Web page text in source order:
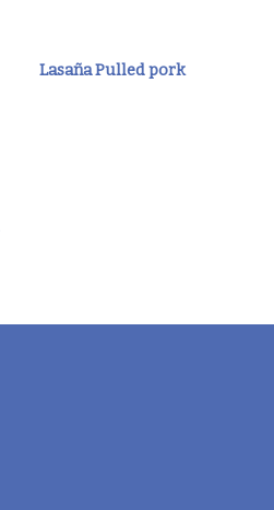
Lasaña Pulled pork